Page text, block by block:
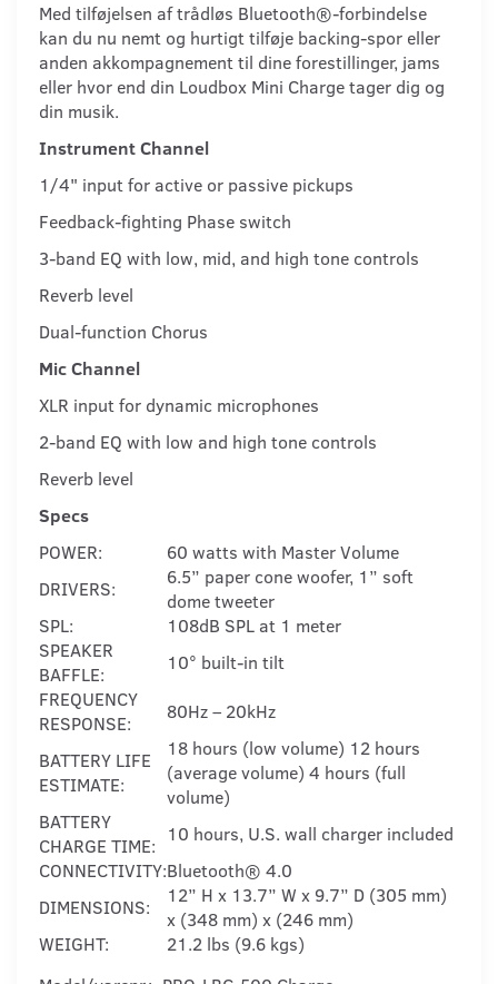
Med tilføjelsen af ​​trådløs Bluetooth®-forbindelse
kan du nu nemt og hurtigt tilføje backing-spor eller
anden akkompagnement til dine forestillinger, jams
eller hvor end din Loudbox Mini Charge tager dig og
din musik.
Instrument Channel
1/4" input for active or passive pickups
Feedback-fighting Phase switch
3-band EQ with low, mid, and high tone controls
Reverb level
Dual-function Chorus
Mic Channel
XLR input for dynamic microphones
2-band EQ with low and high tone controls
Reverb level
Specs
POWER:
60 watts with Master Volume
DRIVERS:
6.5” paper cone woofer, 1” soft
dome tweeter
SPL:
108dB SPL at 1 meter
SPEAKER
BAFFLE:
10° built-in tilt
FREQUENCY
RESPONSE:
80Hz – 20kHz
BATTERY LIFE
ESTIMATE:
18 hours (low volume) 12 hours
(average volume) 4 hours (full
volume)
BATTERY
CHARGE TIME:
10 hours, U.S. wall charger included
CONNECTIVITY:Bluetooth® 4.0
DIMENSIONS:
12” H x 13.7” W x 9.7” D (305 mm)
x (348 mm) x (246 mm)
WEIGHT:
21.2 lbs (9.6 kgs)